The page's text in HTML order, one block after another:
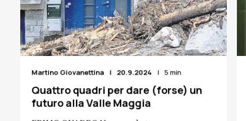
Martino Giovanettina 20.9.2024 5 min
Quattro quadri per dare (forse) un
futuro alla Valle Maggia